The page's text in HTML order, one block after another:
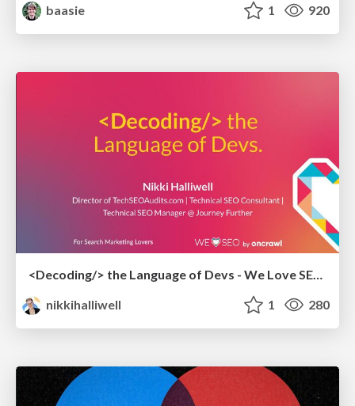
baasie
1 920
<Decoding/> the Language of Devs - We Love SEO 2024
nikkihalliwell
1 280